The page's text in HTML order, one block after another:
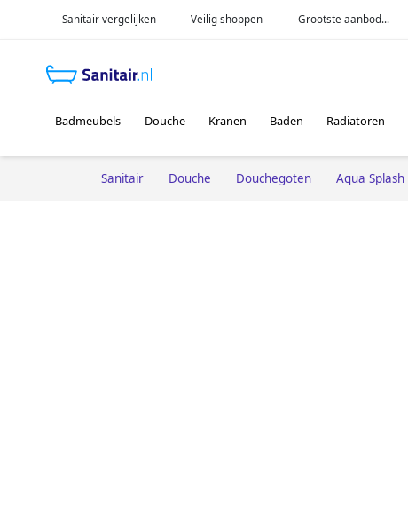
Sanitair vergelijken Veilig shoppen Grootste aanbod...
Badmeubels Douche Kranen Baden Radiatoren
Sanitair Douche Douchegoten Aqua Splash